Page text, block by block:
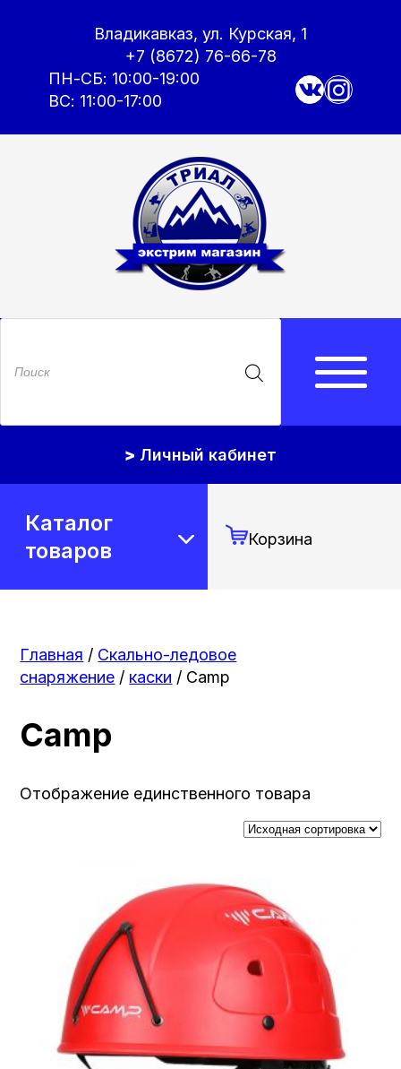
Владикавказ, ул. Курская, 1
+7 (8672) 76-66-78
ПН-СБ: 10:00-19:00
ВС: 11:00-17:00
Поиск
Личный кабинет
Каталог
товаров
Корзина
Главная / Скально-ледовое
снаряжение / каски / Camp
Camp
Отображение единственного товара